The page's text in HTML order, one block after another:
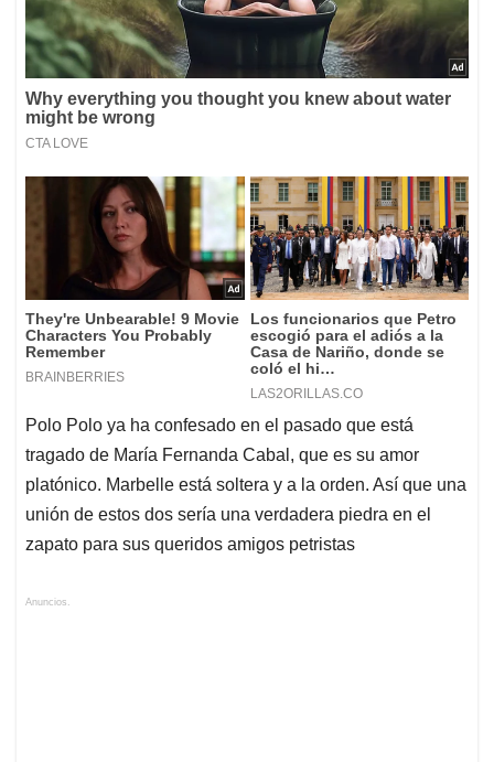
Polo Polo ya ha confesado en el pasado que está
tragado de María Fernanda Cabal, que es su amor
platónico. Marbelle está soltera y a la orden. Así que una
unión de estos dos sería una verdadera piedra en el
zapato para sus queridos amigos petristas
Anuncios.